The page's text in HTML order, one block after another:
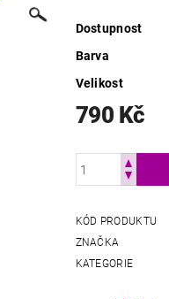
Dostupnost
Barva
Velikost
790 Kč
KÓD PRODUKTU
ZNAČKA
KATEGORIE